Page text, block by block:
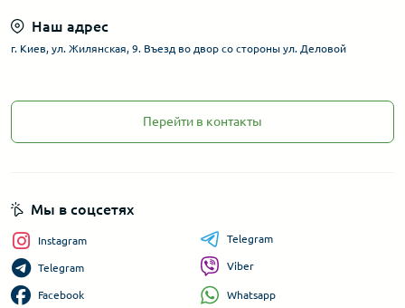
Наш адрес
г. Киев, ул. Жилянская, 9. Въезд во двор со стороны ул. Деловой
Перейти в контакты
Мы в соцсетях
Instagram
Telegram
Facebook
Telegram
Viber
Whatsapp